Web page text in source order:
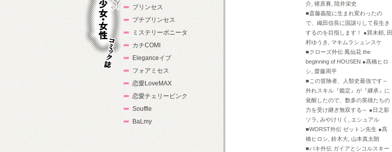
介, 猪原賽, 陸井栄史
■斎藤義龍に生まれ変わったの
で、織田信長に国譲りして長生き
するのを目指します！ ●巽未頼, 田
村ゆうき, マキムラシュンスケ
■クローズ外伝 鳳仙花 the
beginning of HOUSEN ●髙橋ヒロ
シ, 齋藤周平
■この冒険者、人類史最強です～
外れスキル『鑑定』が『継承』に
覚醒したので、数多の英雄たちの
力を受け継ぎ無双する～ ●日之影
ソラ, みやけりく, エシュアル
■WORST外伝 ゼットン先生 ●髙
橋ヒロシ, 鈴木大, 山本真太朗
■バキ外伝 ガイアとシコルスキー
プリンセス
プチプリンセス
ミステリーボニータ
カチCOMI
Eleganceイブ
フォアミセス
恋愛LoveMAX
恋愛チェリーピンク
Souffle
BaLmy